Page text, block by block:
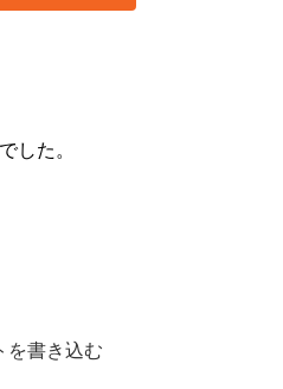
した。
を書き込む